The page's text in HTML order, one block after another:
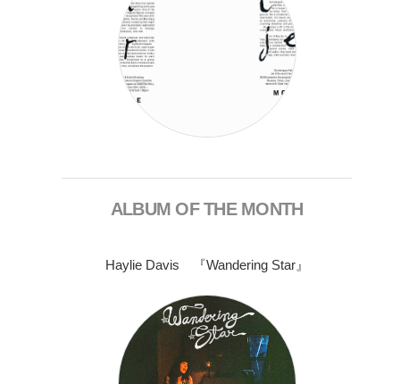
ALBUM OF THE MONTH
Haylie Davis 『Wandering Star』